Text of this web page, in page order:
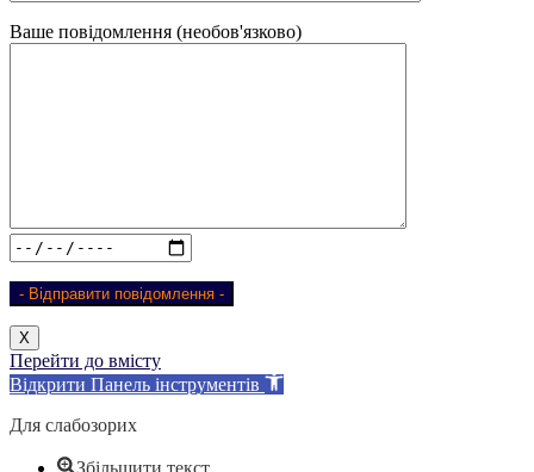
Ваше повідомлення (необов'язково)
Х
Перейти до вмісту
Відкрити Панель інструментів
Для слабозорих
Збільшити текст